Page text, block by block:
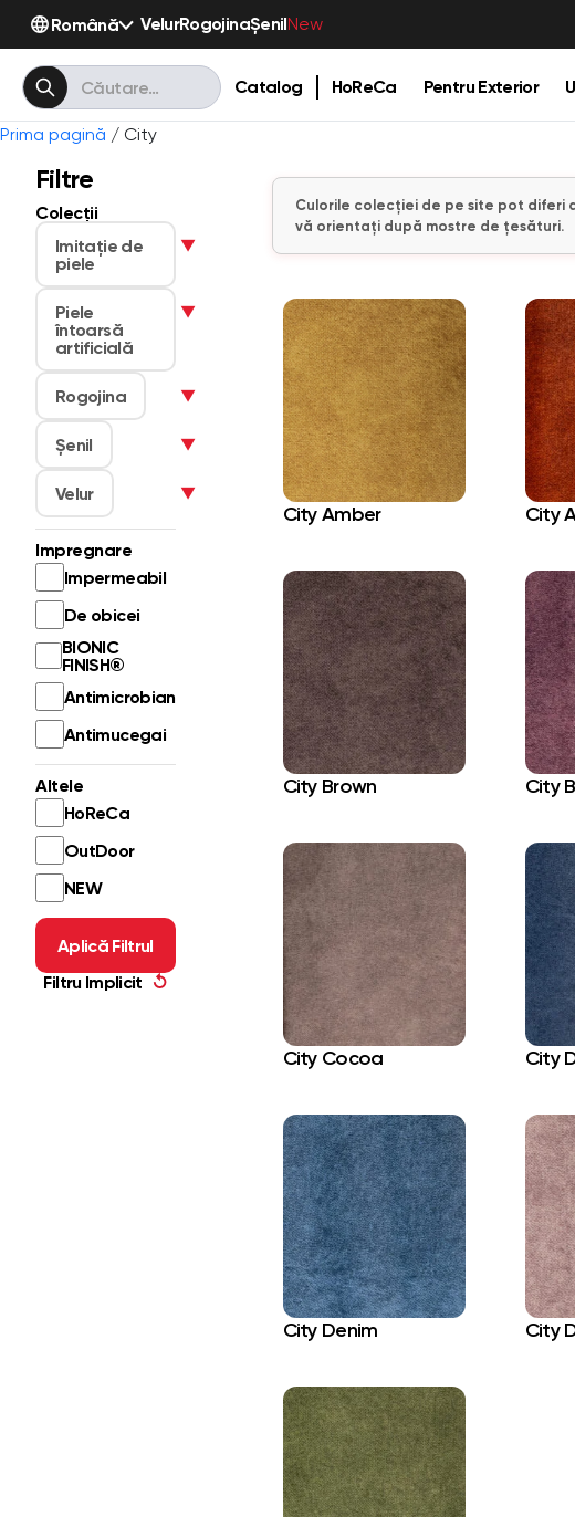
Română VelurRogojinaȘenilNew
Catalog HoReCa Pentru Exterior
Prima pagină / City
Filtre
Colecții
Imitaţie de
piele
▼
Piele
întoarsă
artificială
▼
Rogojina ▼
Șenil ▼
Velur ▼
Impregnare
Impermeabil
De obicei
BIONIC
FINISH®
Antimicrobian
Antimucegai
Altele
HoReCa
OutDoor
NEW
Aplică Filtrul
Filtru Implicit ↺
Culorile colecției de pe site pot diferi
vă orientați după mostre de țesături.
City Amber City
City Brown City
City Cocoa City
City Denim City